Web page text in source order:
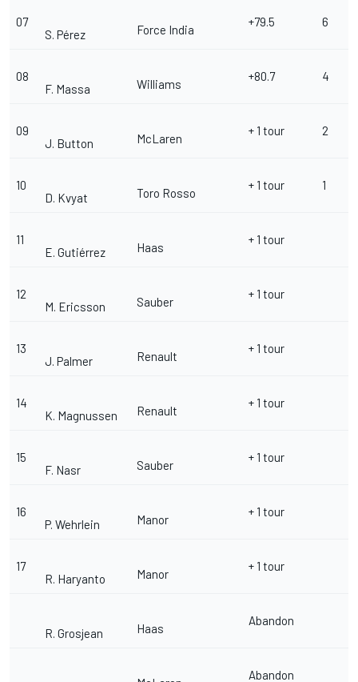
07
S. Pérez
Force India
+79.5 6
08
F. Massa
Williams
+80.7 4
09
J. Button
McLaren
+ 1 tour 2
10
D. Kvyat
Toro Rosso
+ 1 tour 1
11
E. Gutiérrez
Haas
+ 1 tour
12
M. Ericsson
Sauber
+ 1 tour
13
J. Palmer
Renault
+ 1 tour
14
K. Magnussen
Renault
+ 1 tour
15
F. Nasr
Sauber
+ 1 tour
16
P. Wehrlein
Manor
+ 1 tour
17
R. Haryanto
Manor
+ 1 tour
R. Grosjean Haas
Abandon
Abandon